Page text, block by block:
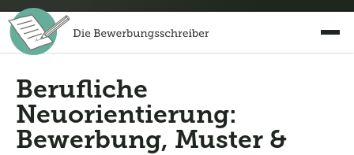
Berufliche
Neuorientierung:
Bewerbung, Muster &